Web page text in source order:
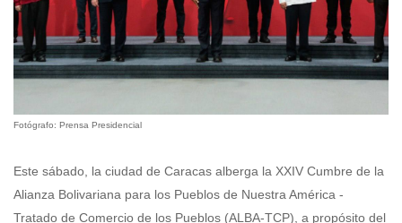
Fotógrafo: Prensa Presidencial
Este sábado, la ciudad de Caracas alberga la XXIV Cumbre de la
Alianza Bolivariana para los Pueblos de Nuestra América -
Tratado de Comercio de los Pueblos (ALBA-TCP), a propósito del